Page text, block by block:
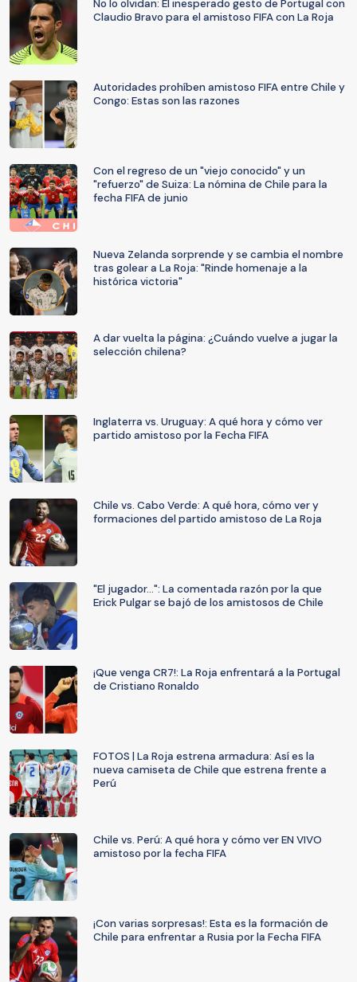
No lo olvidan: El inesperado gesto de Portugal con
Claudio Bravo para el amistoso FIFA con La Roja
Autoridades prohíben amistoso FIFA entre Chile y
Congo: Estas son las razones
Con el regreso de un "viejo conocido" y un
"refuerzo" de Suiza: La nómina de Chile para la
fecha FIFA de junio
Nueva Zelanda sorprende y se cambia el nombre
tras golear a La Roja: "Rinde homenaje a la
histórica victoria"
A dar vuelta la página: ¿Cuándo vuelve a jugar la
selección chilena?
Inglaterra vs. Uruguay: A qué hora y cómo ver
partido amistoso por la Fecha FIFA
Chile vs. Cabo Verde: A qué hora, cómo ver y
formaciones del partido amistoso de La Roja
"El jugador...": La comentada razón por la que
Erick Pulgar se bajó de los amistosos de Chile
¡Que venga CR7!: La Roja enfrentará a la Portugal
de Cristiano Ronaldo
FOTOS | La Roja estrena armadura: Así es la
nueva camiseta de Chile que estrena frente a
Perú
Chile vs. Perú: A qué hora y cómo ver EN VIVO
amistoso por la fecha FIFA
¡Con varias sorpresas!: Esta es la formación de
Chile para enfrentar a Rusia por la Fecha FIFA